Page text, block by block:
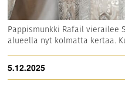
Pappismunkki Rafail vierailee
alueella nyt kolmatta kertaa.
5.12.2025